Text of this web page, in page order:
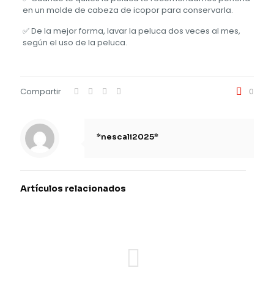
en un molde de cabeza de icopor para conservarla.
✅ De la mejor forma, lavar la peluca dos veces al mes,
según el uso de la peluca.
Compartir 0
*nescali2025*
Artículos relacionados